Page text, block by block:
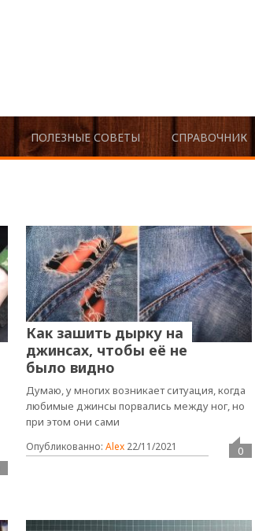
ПОЛЕЗНЫЕ СОВЕТЫ СПРАВОЧНИК
Как зашить дырку на
джинсах, чтобы её не
было видно
Думаю, у многих возникает ситуация, когда
любимые джинсы порвались между ног, но
при этом они сами
Опубликованно: Alex 22/11/2021 0